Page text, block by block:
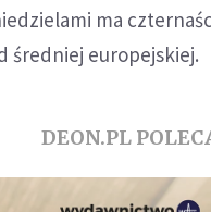
ma
średniej europejskiej.
DEON.PL